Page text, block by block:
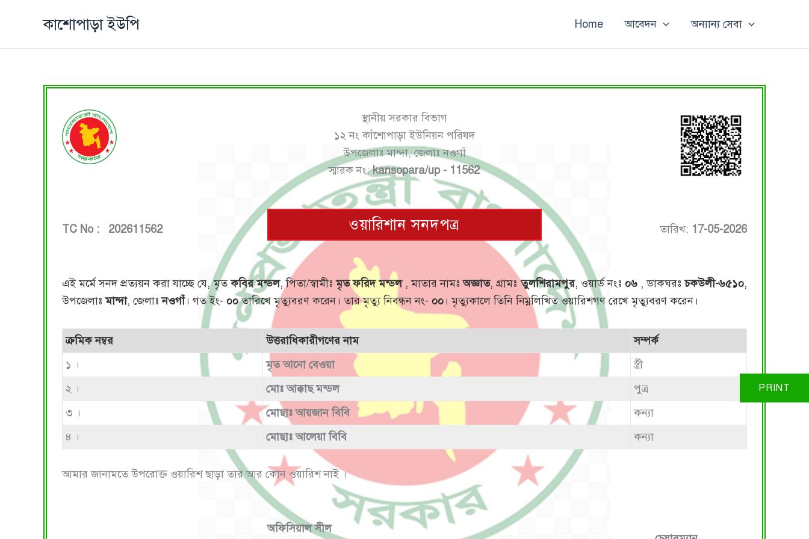
কাশোপাড়া ইউপি Home আবেদন অন্যান্য সেবা
স্থানীয় সরকার বিভাগ
১২ নং কাঁশোপাড়া ইউনিয়ন পরিষদ
উপজেলাঃ মান্দা, জেলাঃ নওগাঁ
স্মারক নং:kansopara/up - 11562
TC No : 202611562 ওয়ারিশান সনদপত্র তারিখ: 17-05-2026
এই মর্মে সনদ প্রত্যয়ন করা যাচ্ছে যে, মৃতকবির মন্ডল, পিতা/স্বামীঃমৃত ফরিদ মন্ডল, মাতার নামঃঅজ্ঞাত, গ্রামঃতুলশিরামপুর, ওয়ার্ড নংঃ ০৬ , ডাকঘরঃচকউলী-৬৫১০,
উপজেলাঃমান্দা, জেলাঃনওগাঁ। গত ইং- ০০তারিখে মৃত্যুবরণ করেন। তার মৃত্যু নিবন্ধন নং- ০০ । মৃত্যুকালে তিনি নিম্নলিখিত ওয়ারিশগণ রেখে মৃত্যুবরণ করেন।
ক্রমিক নম্বর উত্তরাধিকারীগণের নাম
সম্পর্ক
১ ।
মৃত আনো বেওয়া
স্ত্রী
২ ।
মোঃ আক্কাছ মন্ডল
পুত্র
৩ ।
মোছাঃ আয়জান বিবি
কন্যা
৪ ।
মোছাঃ আলেয়া বিবি কন্যা
আমার জানামতে উপরোক্ত ওয়ারিশ ছাড়া তার আর কোন ওয়ারিশ নাই ।
অফিসিয়াল সীল